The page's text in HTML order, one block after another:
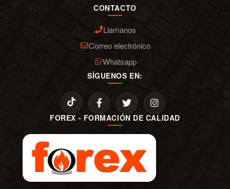
CONTACTO
Llamanos
Correo electrónico
Whatsapp
SÍGUENOS EN:
FOREX - FORMACIÓN DE CALIDAD